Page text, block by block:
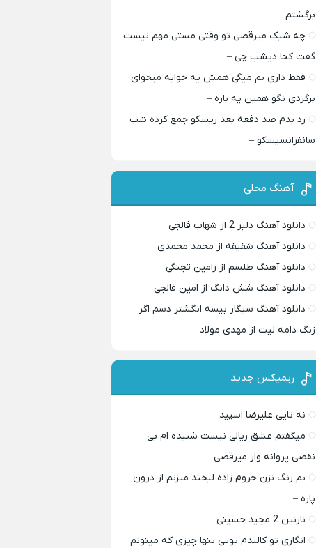
برگشتم –
چه شیک میرقصی تو وقتی مستی مهم نیست
گفت کجا دیشب چی –
فقط داری بم میگی همش یه خوابه میخوای
برگردی نگو همین یه باره –
رد بدم صد دفعه بعد ریسکو جمع کرده شب
سانفرانسیسکو –
آهنگ محلی
دانلود آهنگ دلبر 2 از شهاب فالجی
دانلود آهنگ شقیقه از محمد محمدی
دانلود آهنگ طلسم از رامین تجنگی
دانلود آهنگ شش دانگ از امین فالجی
دانلود آهنگ سیگار بیسه انگشتر دسم اگر
زنگ دامه لیت از مهدی مولاد
ریمیکس جدید
نه تایی علیرضا اسپید
میگفتم عشق ریالی نیست شنیده ام بی
نقصی پروانه وار میرقصی –
بم زنگ نزن حروم زاده لبخند میزنم از درون
پاره –
نازنین 2 مجید حسینی
انگاری تو کالبدم تویی تنها چیزی که میتونم